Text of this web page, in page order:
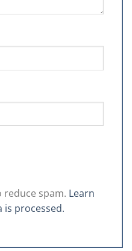
reduce spam. Learn
processed.